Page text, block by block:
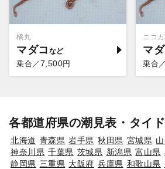
橘丸
マダコ
乗合／ 7,500円
ニコ
マ
乗合／
各都道府県の潮見表・タイ
北海道 青森県 岩手県 秋田県 宮城県
神奈川県 千葉県 茨城県 新潟県 富山県
静岡県 三重県 大阪府 兵庫県 和歌山県